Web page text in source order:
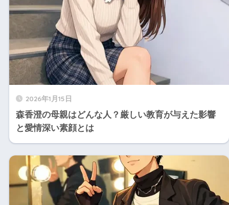
2026年1月15日
森香澄の母親はどんな人？厳しい教育が与えた影響
と愛情深い素顔とは